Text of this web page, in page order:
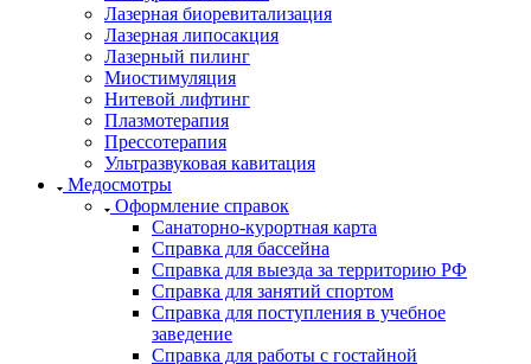
Лазерная биоревитализация
Лазерная липосакция
Лазерный пилинг
Миостимуляция
Нитевой лифтинг
Плазмотерапия
Прессотерапия
Ультразвуковая кавитация
Медосмотры
Оформление справок
Санаторно-курортная карта
Справка для бассейна
Справка для выезда за территорию РФ
Справка для занятий спортом
Справка для поступления в учебное
заведение
Справка для работы с гостайной